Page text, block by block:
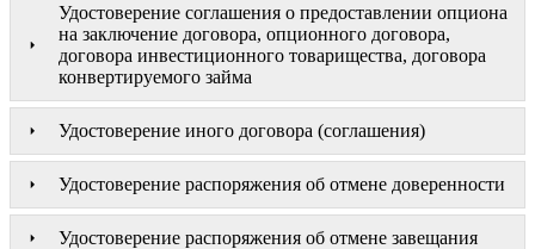
Удостоверение соглашения о предоставлении опциона
на заключение договора, опционного договора,
договора инвестиционного товарищества, договора
конвертируемого займа
Удостоверение иного договора (соглашения)
Удостоверение распоряжения об отмене доверенности
Удостоверение распоряжения об отмене завещания